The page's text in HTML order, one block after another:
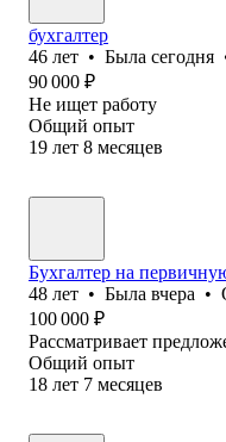
бухгалтер
46 лет • Была сегодня
90 000 ₽
Не ищет работу
Общий опыт
19 лет 8 месяцев
Бухгалтер на
48 лет • Была вчера •
100 000 ₽
Рассматривает
Общий опыт
18 лет 7 месяцев